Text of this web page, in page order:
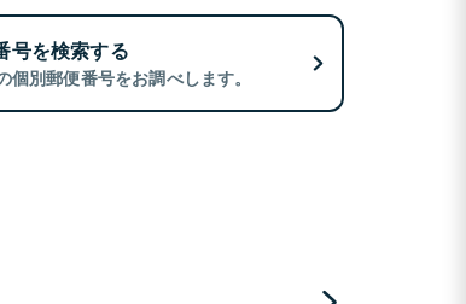
号を検索する
個別郵便番号をお調べします。